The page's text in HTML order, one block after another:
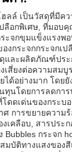
ฮลล์ เป็นวัสดุที่มีค
ปลือกพิเศษ, ที่มอ
ะจกขุมแข็งแรงพ
งกระจกกระจกเ
และผลิตภัณฑ์ประ
เสี่ยงต่อความสมบู
ด้อย่างมาก โดยยั
ทุนโดยการลดกา
ดดเด่นของกระบ
ศ การขยายความ
เคลือบ, สารประ
Bubbles กระจก
มบัติทางแสงของ